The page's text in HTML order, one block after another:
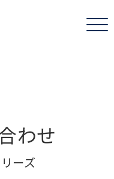
わせ​
ーズ